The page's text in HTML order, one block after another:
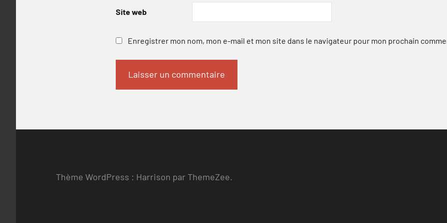
Site web
Enregistrer mon nom, mon e-mail et mon site dans le navigateur pour mon prochain
Thème WordPress : Harrison par ThemeZee.